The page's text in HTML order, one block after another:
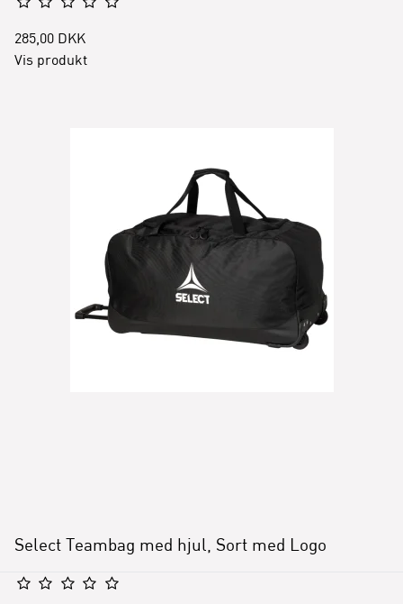
285,00 DKK
Vis produkt
Select Teambag med hjul, Sort med Logo